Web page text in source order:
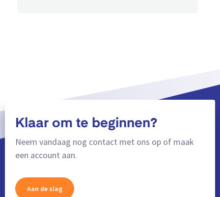
Klaar om te beginnen?
Neem vandaag nog contact met ons op of maak
een account aan.
Aan de slag